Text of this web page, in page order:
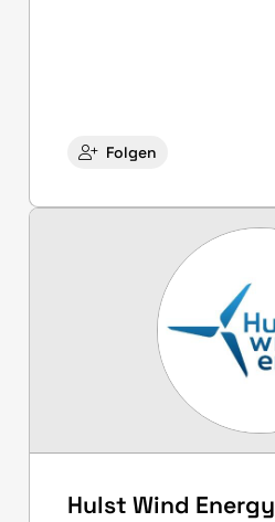
Folgen
Hulst Wind Energy